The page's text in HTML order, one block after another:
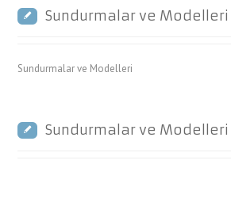
Sundurmalar ve Modelleri
Sundurmalar ve Modelleri
Sundurmalar ve Modelleri